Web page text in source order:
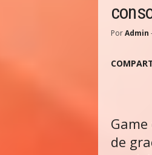
Por Admin
de